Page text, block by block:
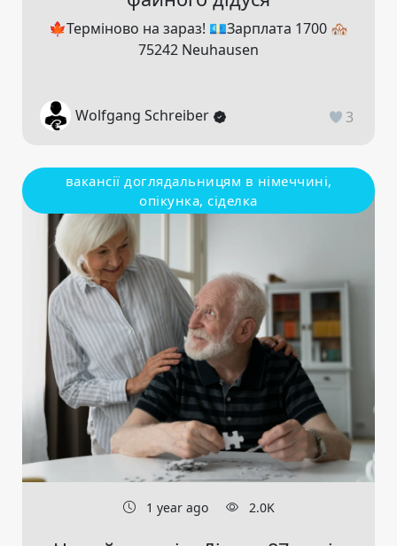
🍁Терміново на зараз! 💶Зарплата 1700 🏘️
75242 Neuhausen
Wolfgang Schreiber 3
вакансії доглядальницям в німеччині,
опікунка, сіделка
1 year ago 2.0K